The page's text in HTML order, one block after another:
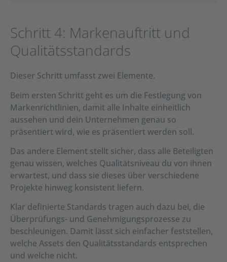
Schritt 4: Markenauftritt und
Qualitätsstandards
Dieser Schritt umfasst zwei Elemente.
Beim ersten Schritt geht es um die Festlegung von
Markenrichtlinien, damit alle Inhalte einheitlich
aussehen und dein Unternehmen genau so
präsentiert wird, wie es präsentiert werden soll.
Das andere Element stellt sicher, dass alle Beteiligten
genau wissen, welches Qualitätsniveau du von ihnen
erwartest, und dass sie dieses über verschiedene
Projekte hinweg konsistent liefern.
Klar definierte Standards tragen auch dazu bei, die
Überprüfungs- und Genehmigungsprozesse zu
beschleunigen. Damit lässt sich einfacher feststellen,
welche Assets den Qualitätsstandards entsprechen
und welche nicht.